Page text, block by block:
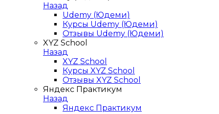
Назад
Udemy (Юдеми)
Курсы Udemy (Юдеми)
Отзывы Udemy (Юдеми)
XYZ School
Назад
XYZ School
Курсы XYZ School
Отзывы XYZ School
Яндекс Практикум
Назад
Яндекс Практикум